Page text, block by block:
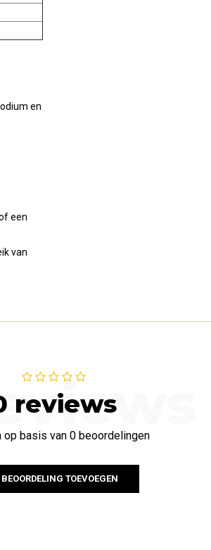
en
een
van
reviews
op basis van 0 beoordelingen
TOEVOEGEN